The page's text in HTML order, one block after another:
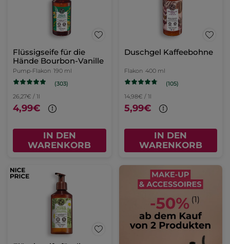
Flüssigseife für die
Hände Bourbon-Vanille
Pump-Flakon 190 ml
(303)
26,27€ / 1l
4,99€
IN DEN
WARENKORB
Duschgel Kaffeebohne
Flakon 400 ml
(105)
14,98€ / 1l
5,99€
IN DEN
WARENKORB